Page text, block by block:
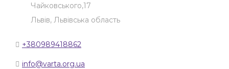
Чайковського,17
Львів, Львівська область
+380989418862
info@varta.org.ua